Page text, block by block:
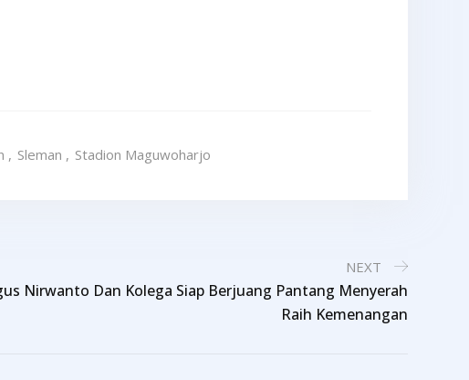
, Sleman , Stadion Maguwoharjo
NEXT
Nirwanto Dan Kolega Siap Berjuang Pantang Menyerah
Raih Kemenangan